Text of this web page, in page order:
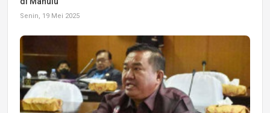
Senin, 19 Mei 2025